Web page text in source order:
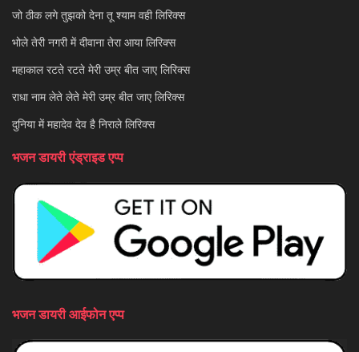
जो ठीक लगे तुझको देना तू श्याम वही लिरिक्स
भोले तेरी नगरी में दीवाना तेरा आया लिरिक्स
महाकाल रटते रटते मेरी उम्र बीत जाए लिरिक्स
राधा नाम लेते लेते मेरी उम्र बीत जाए लिरिक्स
दुनिया में महादेव देव है निराले लिरिक्स
भजन डायरी एंड्राइड एप्प
भजन डायरी आईफोन एप्प